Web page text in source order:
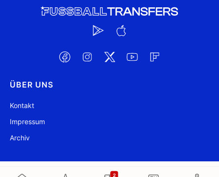
2
ÜBER UNS
Kontakt
Impressum
Archiv
@ FussballTransfers.com 2009-2026